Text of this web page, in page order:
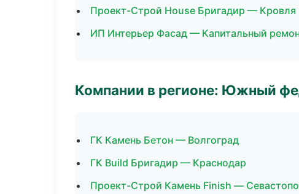
Проект-Строй House Бригадир — Кровля
ИП Интерьер Фасад — Капитальный
Компании в регионе: Южный
ГК Камень Бетон — Волгоград
ГК Build Бригадир — Краснодар
Проект-Строй Камень Finish —